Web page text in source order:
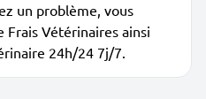
un problème, vous
Frais Vétérinaires ainsi
24h/24 7j/7.